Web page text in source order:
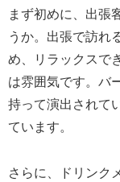
まず初めに、出張
うか。出張で訪れ
め、リラックスで
は雰囲気です。バ
持って演出されて
ています。
さらに、ドリンク